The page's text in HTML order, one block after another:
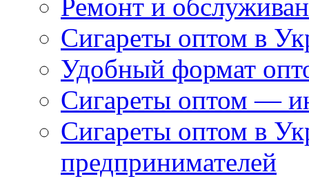
Ремонт и
Сигареты оптом в
Удобный формат
Сигареты оптом —
Сигареты оптом в
предпринимателей